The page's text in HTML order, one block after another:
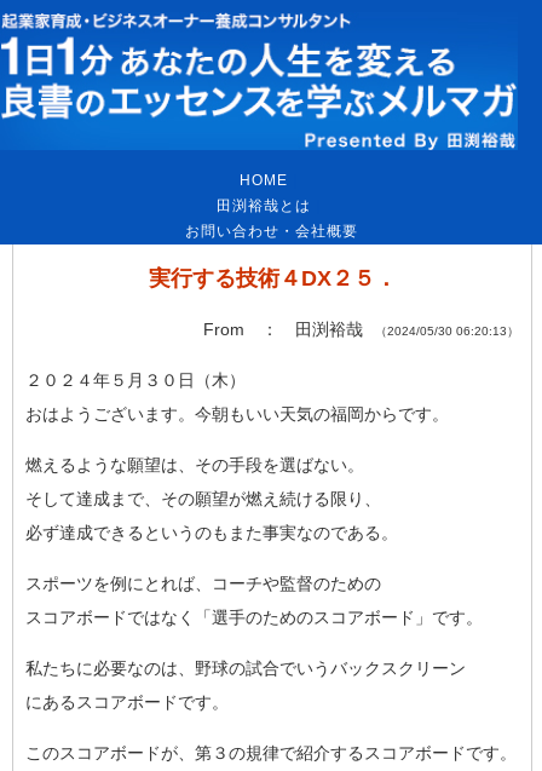
HOME
田渕裕哉とは
お問い合わせ・会社概要
実行する技術４DX２５．
From ： 田渕裕哉 （2024/05/30 06:20:13）
２０２４年５月３０日（木）
おはようございます。今朝もいい天気の福岡からです。
燃えるような願望は、その手段を選ばない。
そして達成まで、その願望が燃え続ける限り、
必ず達成できるというのもまた事実なのである。
スポーツを例にとれば、コーチや監督のための
スコアボードではなく「選手のためのスコアボード」です。
私たちに必要なのは、野球の試合でいうバックスクリーン
にあるスコアボードです。
このスコアボードが、第３の規律で紹介するスコアボードです。